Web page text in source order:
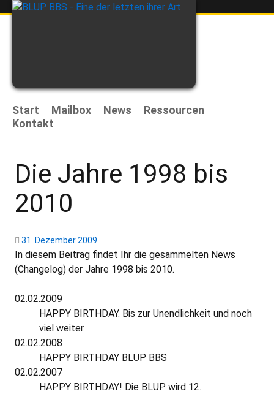
Start Mailbox News
Ressourcen
Kontakt
Die Jahre 1998 bis
2010
31. Dezember 2009
In diesem Beitrag findet Ihr die gesammelten News
(Changelog) der Jahre 1998 bis 2010.
02.02.2009
HAPPY BIRTHDAY. Bis zur Unendlichkeit und noch
viel weiter.
02.02.2008
HAPPY BIRTHDAY BLUP BBS
02.02.2007
HAPPY BIRTHDAY! Die BLUP wird 12.